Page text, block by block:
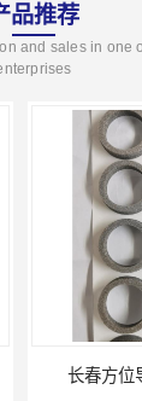
品推荐
and sales in one
沈阳